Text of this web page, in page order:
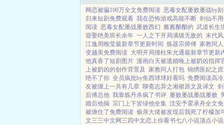
网恋被骗100万全文免费阅读 恶毒女配屡败屡战by
归来短剧免费观看 我在恐怖游戏高能不断 剑仙不
阅读 恶毒女配屡战屡败西幻 酱酱酿酿的 武道长生
迎娶绝美班长余年 一人之下开局满级无敌的 末代
江逸周晚莹最新章节更新时间 炼器宗师傅 家教同
变越美免费阅读 大明开局撞柱朱允通最新章节更新
他真香了短剧图片 漫画白天被逃婚晚上被奶凶指挥
上被奶凶的创作背景及 家教同人打包 锦绣医妃之
绝不了你 全员疯批by鱼西球球好看吗 免费阅读高
友被缠上一共有几章 聊斋志异之湘裙原文及译文
后傅总他 我靠炼丹杀疯了书评 屡败屡战屡战屡败
婚后他揣 宗门上下皆绿他全集 沈安予霍承舟全文
被缠住了免费阅读 偷亲大佬被发现后我死了柠檬加
文三三中文网 三四中文恋上你看书七八小说顶点小说